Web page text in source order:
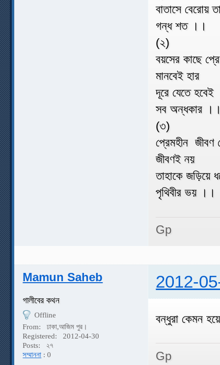
বাতাসে বেরোয়
গন্ধ শত ।।
(২)
বয়সের কাছে
মানবেই হার
দূরে যেতে হবেই
সব অন্ধকার
(৩)
প্রেমহীন জীবণ
জীবণই নয়
তাহাকে জড়িয়ে
পৃথিবীর ভয় ।।
Gp
Mamun Saheb 2012-
গালীবের কথন
Offline
From:
ঢাকা,আজিম পুর।
Registered:
2012-04-30
Posts:
২৭
সম্মাননা : 0
বন্ধুরা কেমন
Gp